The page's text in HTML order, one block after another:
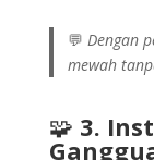
💬Dengan
mewah
🧩 3.